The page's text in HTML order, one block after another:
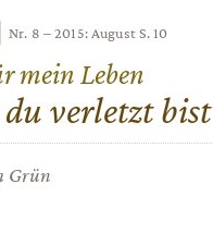
Nr. 8 – 2015: August S. 10
mein Leben
verletzt bist
Grün